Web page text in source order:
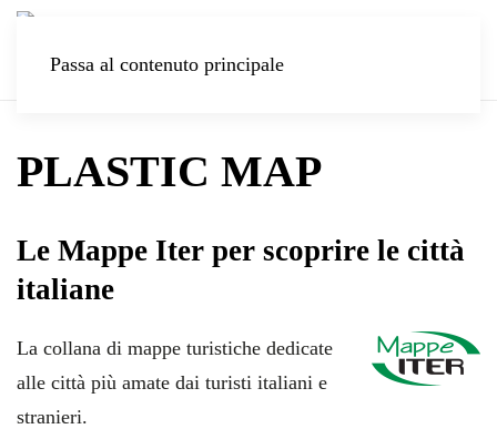
Passa al contenuto principale
PLASTIC MAP
Le Mappe Iter per scoprire le città
italiane
La collana di mappe turistiche dedicate
alle città più amate dai turisti italiani e
stranieri.